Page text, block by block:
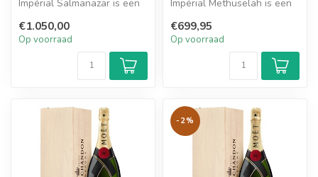
Impérial Salmanazar is een
heeft een f...
€1.050,00
Op voorraad
Impérial Methuselah is een
een frisse ...
€699,95
Op voorraad
-2%